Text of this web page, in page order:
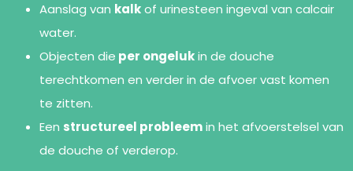
Aanslag van kalkof urinesteen ingeval van calcair
water.
Objecten die per ongelukin de douche
terechtkomen en verder in de afvoer vast komen
te zitten.
Een structureel probleemin het afvoerstelsel van
de douche of verderop.